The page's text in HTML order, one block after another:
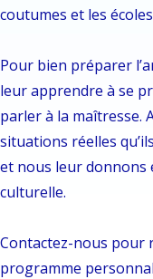
coutumes et les
Pour bien préparer
leur apprendre à se
parler à la maîtresse.
situations réelles
et nous leur donnons
culturelle.
Contactez-nous pour
programme